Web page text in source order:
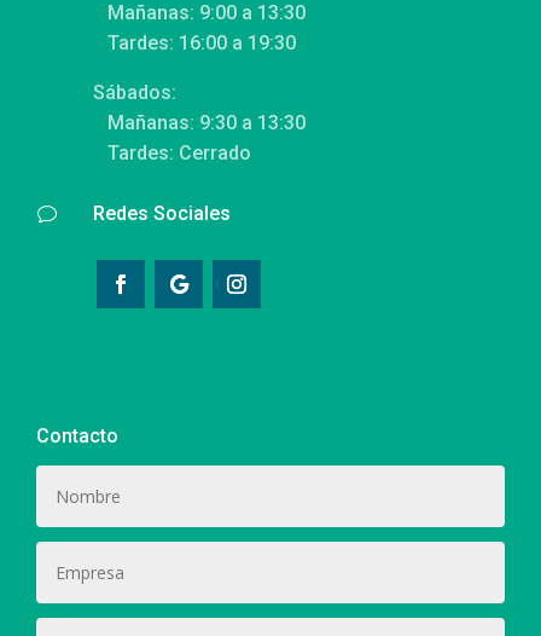
Mañanas: 9:00 a 13:30
Tardes: 16:00 a 19:30
Sábados:
Mañanas: 9:30 a 13:30
Tardes: Cerrado
v Redes Sociales
Contacto